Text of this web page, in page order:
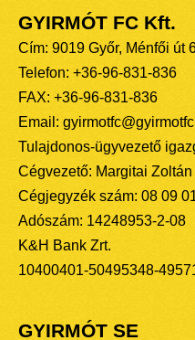
GYIRMÓT FC Kft.
Cím: 9019 Győr, Ménfői út
Telefon: +36-96-831-836
FAX: +36-96-831-836
Email:
Tulajdonos-ügyvezető
Cégvezető: Margitai
Cégjegyzék szám: 08 09
Adószám: 14248953-2-08
K&H Bank Zrt.
10400401-50495348-
GYIRMÓT SE